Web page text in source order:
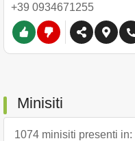
+39 0934671255
Minisiti
1074 minisiti presenti in: